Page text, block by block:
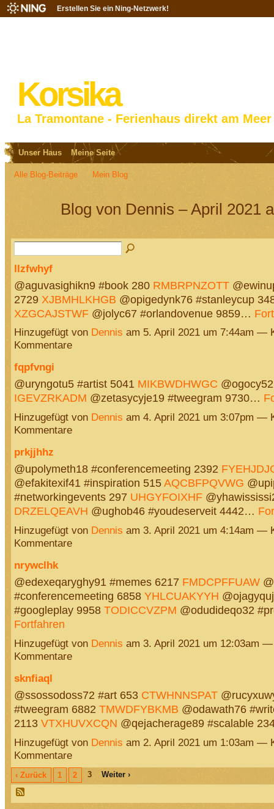
Erstellen Sie ein Ning-Netzwerk!
Korsika
La Tramontane - Ferienhaus direkt am Meer
Unser Haus Meine Seite
Alle Blog-Beiträge Mein Blog
Blog von Dennis – April 2021
llzfwhyf
@aguvasighikn9 #book 280 RMBRPNZOTT
2729 XJBMHLKHGB @opigedynk76 #stanleycup
XZGCAJSTWF@jolyc67 #orlandovenue 9859…
Hinzugefügt von Dennis am 5. April 2021 um 7:44am —
Kommentare
fqpfvngi
@uryngotu5 #artist 5041 MIKBWDHWGC
IGEVZRKADM @zetasycyje19 #tweegram 9730…
Hinzugefügt von Dennis am 4. April 2021 um 3:07pm —
Kommentare
prkjjhhz
@upolymeth18 #conferencemeeting 2392
@efakitexif41 #inspiration 515AQCBFPQVWG
#networkingevents 297 UHGYFOIXHF
DRZELQEAVH @ughob46 #youdeserveit 4442…
Hinzugefügt von Dennis am 3. April 2021 um 4:14am —
Kommentare
nrywclhk
@edexeqaryghy91 #memes 6217 FMDCPFFUAW
#conferencemeeting 6858 YHLCUAKYYH
#googleplay 9958 TODICCVZPM @odudideqo32
Fortfahren
Hinzugefügt von Dennis am 3. April 2021 um 12:03am
Kommentare
sknfiaql
@ssossodoss72 #art 653 CTWHNNSPAT
#tweegram 6882 TMWDFYBKMB @odawath76
2113 VTXHUVXCQN @qejacherage89 #scalable
Hinzugefügt von Dennis am 2. April 2021 um 1:03am —
Kommentare
‹ Zurück 1 2 3 Weiter ›